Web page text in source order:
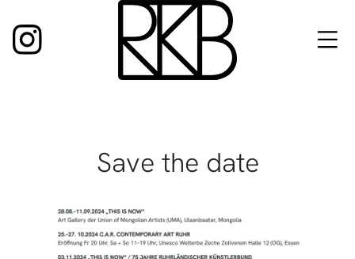
Inhalt
springen
Save the date